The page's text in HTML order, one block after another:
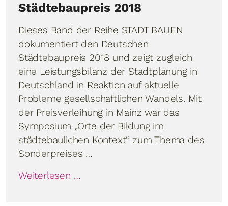
Städtebaupreis 2018
Dieses Band der Reihe STADT BAUEN
dokumentiert den Deutschen
Städtebaupreis 2018 und zeigt zugleich
eine Leistungsbilanz der Stadtplanung in
Deutschland in Reaktion auf aktuelle
Probleme gesellschaftlichen Wandels. Mit
der Preisverleihung in Mainz war das
Symposium „Orte der Bildung im
städtebaulichen Kontext“ zum Thema des
Sonderpreises …
Weiterlesen …